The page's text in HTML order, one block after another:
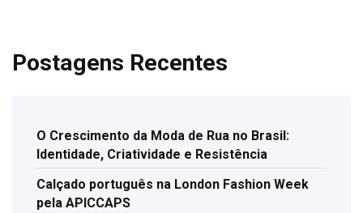
Postagens Recentes
O Crescimento da Moda de Rua no Brasil:
Identidade, Criatividade e Resistência
Calçado português na London Fashion Week
pela APICCAPS